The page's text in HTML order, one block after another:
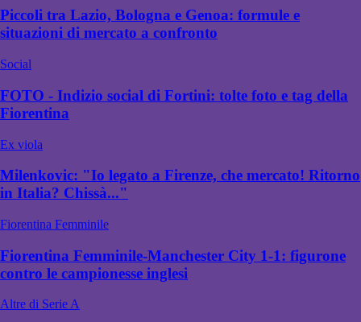
Piccoli tra Lazio, Bologna e Genoa: formule e
situazioni di mercato a confronto
Social
FOTO - Indizio social di Fortini: tolte foto e tag della
Fiorentina
Ex viola
Milenkovic: "Io legato a Firenze, che mercato! Ritorno
in Italia? Chissà..."
Fiorentina Femminile
Fiorentina Femminile-Manchester City 1-1: figurone
contro le campionesse inglesi
Altre di Serie A